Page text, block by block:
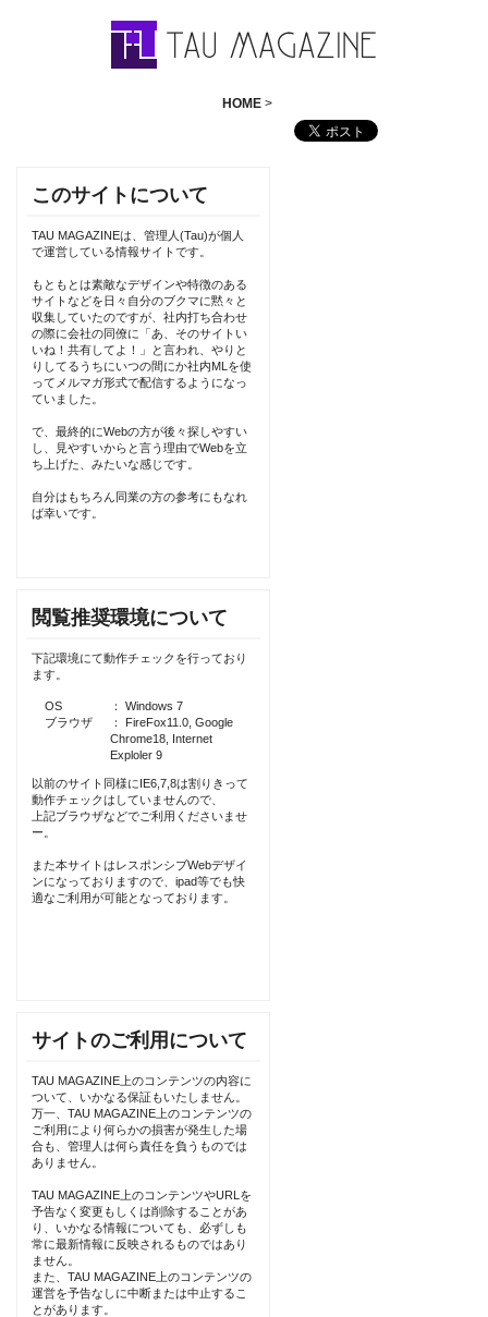
HOME>
このサイトについて
TAU MAGAZINEは、管理人(Tau)が個人
で運営している情報サイトです。
もともとは素敵なデザインや特徴のある
サイトなどを日々自分のブクマに黙々と
収集していたのですが、社内打ち合わせ
の際に会社の同僚に「あ、そのサイトい
いね！共有してよ！」と言われ、やりと
りしてるうちにいつの間にか社内MLを使
ってメルマガ形式で配信するようになっ
ていました。
で、最終的にWebの方が後々探しやすい
し、見やすいからと言う理由でWebを立
ち上げた、みたいな感じです。
自分はもちろん同業の方の参考にもなれ
ば幸いです。
閲覧推奨環境について
下記環境にて動作チェックを行っており
ます。
OS
： Windows 7
ブラウザ
： FireFox11.0, Google
Chrome18, Internet
Exploler 9
以前のサイト同様にIE6,7,8は割りきって
動作チェックはしていませんので、
上記ブラウザなどでご利用くださいませ
ー。
また本サイトはレスポンシブWebデザイ
ンになっておりますので、ipad等でも快
適なご利用が可能となっております。
サイトのご利用について
TAU MAGAZINE上のコンテンツの内容に
ついて、いかなる保証もいたしません。
万一、TAU MAGAZINE上のコンテンツの
ご利用により何らかの損害が発生した場
合も、管理人は何ら責任を負うものでは
ありません。
TAU MAGAZINE上のコンテンツやURLを
予告なく変更もしくは削除することがあ
り、いかなる情報についても、必ずしも
常に最新情報に反映されるものではあり
ません。
また、TAU MAGAZINE上のコンテンツの
運営を予告なしに中断または中止するこ
とがあります。